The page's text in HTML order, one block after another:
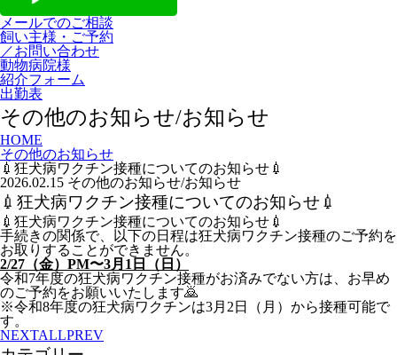
メールでのご相談
飼い主様・ご予約
／お問い合わせ
動物病院様
紹介フォーム
出勤表
その他のお知らせ/お知らせ
HOME
その他のお知らせ
💉狂犬病ワクチン接種についてのお知らせ💉
2026.02.15 その他のお知らせ/お知らせ
💉狂犬病ワクチン接種についてのお知らせ💉
💉狂犬病ワクチン接種についてのお知らせ💉
手続きの関係で、以下の日程は狂犬病ワクチン接種のご予約を
お取りすることができません。
2/27（金）PM〜3月1日（日）
令和7年度の狂犬病ワクチン接種がお済みでない方は、お早め
のご予約をお願いいたします🙇
※令和8年度の狂犬病ワクチンは3月2日（月）から接種可能で
す。
NEXTALLPREV